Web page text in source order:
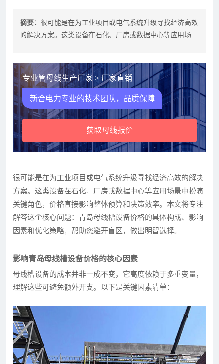
摘要：很可能是在为工业项目或电气系统升级寻找经济高效
的解决方案。这类设备在石化、厂房或数据中心等应用场景
专业管母线生产厂家 > 厂家直销
新合电力专业的技术团队，品质保障
获取母线报价
很可能是在为工业项目或电气系统升级寻找经济高效的解决
方案。这类设备在石化、厂房或数据中心等应用场景中扮演
关键角色，价格直接影响整体预算和决策效率。本文将专注
解答这个核心问题：青岛母线槽设备价格的具体构成、影响
因素和优化策略，帮助您避开盲区，做出明智选择。
影响青岛母线槽设备价格的核心因素
母线槽设备的成本并非一成不变，它高度依赖于多重变量，
理解这些可避免额外开支。以下是关键因素清单：